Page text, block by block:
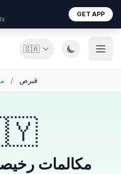
GET APP
🇸🇦
/ قبرص
مكالمات